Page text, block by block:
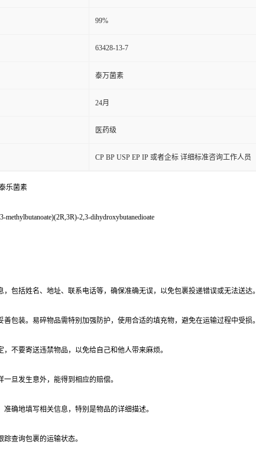
99%
63428-13-7
泰万菌素
24月
医药级
CP BP USP EP IP 或者企标 详细标准咨询工作人员
乐菌素
methylbutanoate)(2R,3R)-2,3-dihydroxybutanedioate
包括姓名、地址、联系电话等，确保准确无误，以免包裹投递错误或无法送达。
包装。易碎物品需特别加强防护，使用合适的填充物，避免在运输过程中受损。
，不要寄送违禁物品，以免给自己和他人带来麻烦。
旦发生意外，能得到相应的赔偿。
确地填写相关信息，特别是物品的详细描述。
查询包裹的运输状态。